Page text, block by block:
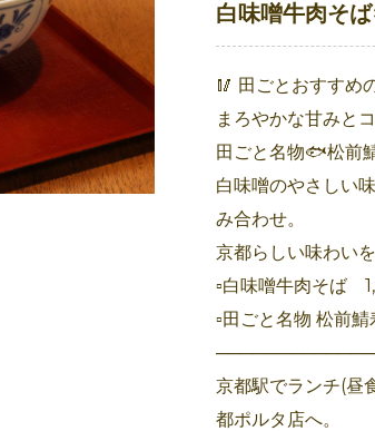
白味噌牛肉そ
🥢 田ごとおすすめ
まろやかな甘みと
田ごと名物🐟松前
白味噌のやさしい
み合わせ。
京都らしい味わい
▫️白味噌牛肉そば
▫️田ごと名物 松前
京都駅でランチ(
都ポルタ店へ。